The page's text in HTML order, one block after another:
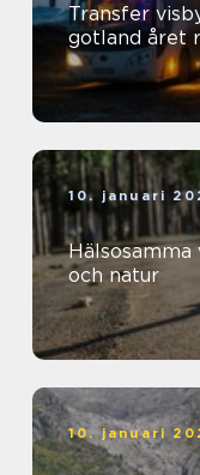
Transfer visby smarta transporter
gotland året
10. januari
och natur
10. januari